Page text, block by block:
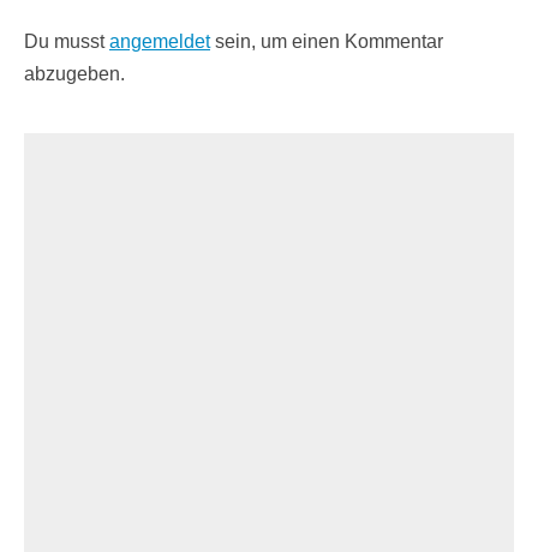
Du musstangemeldetsein, um einen Kommentar
abzugeben.